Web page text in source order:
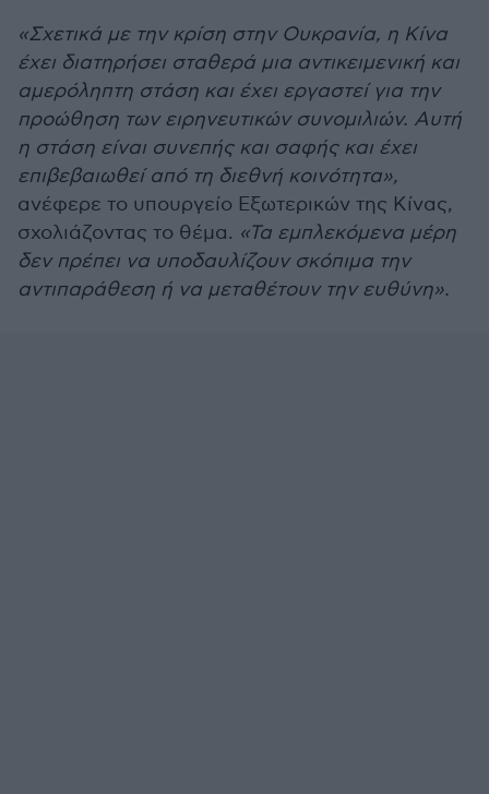
«Σχετικά με την κρίση στην Ουκρανία, η Κίνα
έχει διατηρήσει σταθερά μια αντικειμενική και
αμερόληπτη στάση και έχει εργαστεί για την
προώθηση των ειρηνευτικών συνομιλιών. Αυτή
η στάση είναι συνεπής και σαφής και έχει
επιβεβαιωθεί από τη διεθνή κοινότητα»,
ανέφερε το υπουργείο Εξωτερικών της Κίνας,
σχολιάζοντας το θέμα. «Τα εμπλεκόμενα μέρη
δεν πρέπει να υποδαυλίζουν σκόπιμα την
αντιπαράθεση ή να μεταθέτουν την ευθύνη».